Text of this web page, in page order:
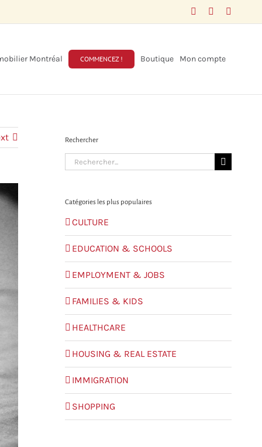
FacebookLinkedIn
Montréal COMMENCEZ ! Boutique Mon compte
Rechercher
Search
for:
Catégories les plus populaires
CULTURE
EDUCATION & SCHOOLS
EMPLOYMENT & JOBS
FAMILIES & KIDS
HEALTHCARE
HOUSING & REAL ESTATE
IMMIGRATION
SHOPPING